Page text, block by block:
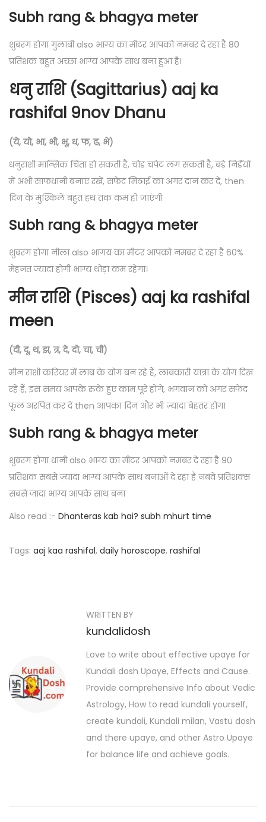
Subh rang & bhagya meter
शुबरंग होगा गुलाबी also भाग्य का मीटर आपको नमबर दे रहा है 80
प्रतिशक बहुत अच्छा भाग्य आपके साथ बना हुआ है।
धनु राशि (Sagittarius) aaj ka
rashifal 9nov Dhanu
(ये, यो, भा, भी, भू, ध, फ, ढ़, भे)
धनुराशी मान्सिक चिंता हो सकती है, चोड चपेट लग सकती है, बड़े निर्डेयों
में अभी साफधानी बनाए रखें, सफेद मिठाई का अगर दान कर दें, then
दिन के मुश्किलें बहुत हथ तक कम हो जाएंगी
Subh rang & bhagya meter
शुबरंग होगा नीला also भागय का मीटर आपको नमबर दे रहा है 60%
मेहनत ज्यादा होगी भाग्य थोड़ा कम रहेगा।
मीन राशि (Pisces) aaj ka rashifal
meen
(दी, दू, थ, झ, त्र, दे, दो, चा, ची)
मीन राशी करियर में लाब के योग बन रहे हैं, लाबकारी यात्रा के योग दिख
रहे हैं, इस समय आपके रुके हुए काम पूरे होंगे, भगवान को अगर सफेद
फूल अरपित कर दें then आपका दिन और भी ज़्यादा बेहतर होगा
Subh rang & bhagya meter
शुबरंग होगा धानी also भाग्य का मीटर आपको नमबर दे रहा है 90
प्रतिशक सबसे ज़्यादा भाग्य आपके साथ बनाओं दे रहा है नबवे प्रतिशक्स
सबसे जादा भाग्य आपके साथ बना
Also read :- Dhanteras kab hai? subh mhurt time
Tags: aaj kaa rashifal, daily horoscope, rashifal
a
s
p
:
8
WRITTEN BY
kundalidosh
Love to write about effective upaye for
Kundali dosh Upaye, Effects and Cause.
Provide comprehensive Info about Vedic
Astrology, How to read kundali yourself,
create kundali, Kundali milan, Vastu dosh
and there upaye, and other Astro Upaye
for balance life and achieve goals.